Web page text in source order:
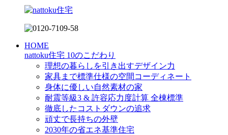
HOME
nattoku住宅 10のこだわり
理想の暮らしを引き出すデザイン力
家具まで標準仕様の空間コーディネート
身体に優しい自然素材の家
耐震等級3 & 許容応力度計算 全棟標準
徹底したコストダウンの追求
頑丈で長持ちの外壁
2030年の省エネ基準住宅